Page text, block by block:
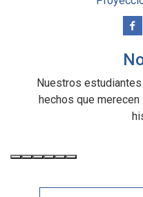
Nuestros
hechos que merecen